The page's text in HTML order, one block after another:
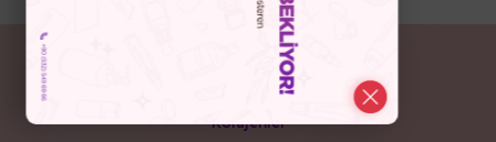
POPÜLER KATEGORİLER
Kolajenler